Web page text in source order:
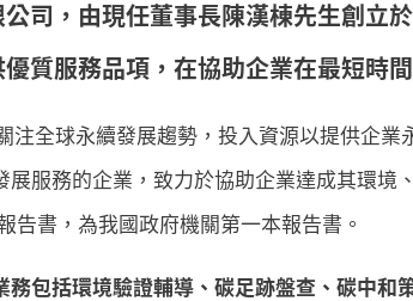
司，由現任董事長陳漢棟先生創立
質服務品項，在協助企業在最短時
注全球永續發展趨勢，投入資源以提供企
展服務的企業，致力於協助企業達成其環
告書，為我國政府機關第一本報告書。
包括環境驗證輔導、碳足跡盤查、碳中和